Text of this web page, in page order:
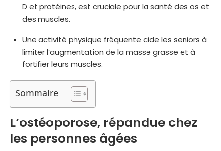
D et protéines, est cruciale pour la santé des os et
des muscles.
Une activité physique fréquente aide les seniors à
limiter l’augmentation de la masse grasse et à
fortifier leurs muscles.
Sommaire
L’ostéoporose, répandue chez
les personnes âgées